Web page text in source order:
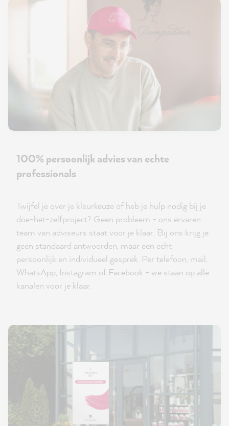
100% persoonlijk advies van echte
professionals
Twijfel je over je kleurkeuze of heb je hulp nodig bij je
doe-het-zelfproject? Geen probleem - ons ervaren
team van adviseurs staat voor je klaar. Bij ons krijg je
geen standaard antwoorden, maar een echt
persoonlijk en individueel gesprek. Per telefoon, mail,
WhatsApp, Instagram of Facebook - we staan op alle
kanalen voor je klaar.